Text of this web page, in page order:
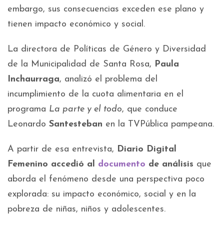
embargo, sus consecuencias exceden ese plano y
tienen impacto económico y social.
La directora de Políticas de Género y Diversidad
de la Municipalidad de Santa Rosa, Paula
Inchaurraga, analizó el problema del
incumplimiento de la cuota alimentaria en el
programa La parte y el todo, que conduce
Leonardo Santesteban en la TVPública pampeana.
A partir de esa entrevista, Diario Digital
Femenino accedió al documento de análisis que
aborda el fenómeno desde una perspectiva poco
explorada: su impacto económico, social y en la
pobreza de niñas, niños y adolescentes.